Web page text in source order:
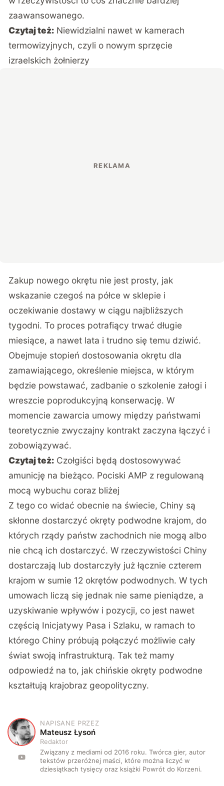
zaawansowanego.
Czytaj też: Niewidzialni nawet w kamerach
termowizyjnych, czyli o nowym sprzęcie
izraelskich żołnierzy
Zakup nowego okrętu nie jest prosty, jak
wskazanie czegoś na półce w sklepie i
oczekiwanie dostawy w ciągu najbliższych
tygodni. To proces potrafiący trwać długie
miesiące, a nawet lata i trudno się temu dziwić.
Obejmuje stopień dostosowania okrętu dla
zamawiającego, określenie miejsca, w którym
będzie powstawać, zadbanie o szkolenie załogi i
wreszcie poprodukcyjną konserwację. W
momencie zawarcia umowy między państwami
teoretycznie zwyczajny kontrakt zaczyna łączyć i
zobowiązywać.
Czytaj też: Czołgiści będą dostosowywać
amunicję na bieżąco. Pociski AMP z regulowaną
mocą wybuchu coraz bliżej
Z tego co widać obecnie na świecie, Chiny są
skłonne dostarczyć okręty podwodne krajom, do
których rządy państw zachodnich nie mogą albo
nie chcą ich dostarczyć. W rzeczywistości Chiny
dostarczają lub dostarczyły już łącznie czterem
krajom w sumie 12 okrętów podwodnych. W tych
umowach liczą się jednak nie same pieniądze, a
uzyskiwanie wpływów i pozycji, co jest nawet
częścią Inicjatywy Pasa i Szlaku, w ramach to
którego Chiny próbują połączyć możliwie cały
świat swoją infrastrukturą. Tak też mamy
odpowiedź na to, jak chińskie okręty podwodne
kształtują krajobraz geopolityczny.
M
NAPISANE PRZEZ
Mateusz Łysoń
Redaktor
Związany z mediami od 2016 roku. Twórca gier, autor
tekstów przeróżnej maści, które można liczyć w
dziesiątkach tysięcy oraz książki Powrót do Korzeni.